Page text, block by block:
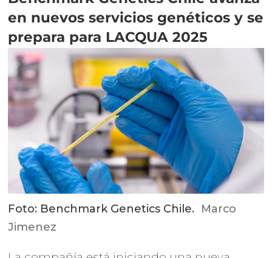
en nuevos servicios genéticos y se
prepara para LACQUA 2025
Foto: Benchmark Genetics Chile. Marco
Jimenez